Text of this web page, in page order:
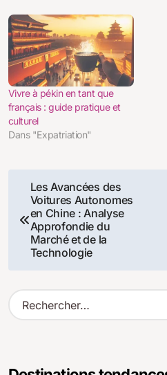
Vivre à pékin en tant que
français : guide pratique et
culturel
Dans "Expatriation"
Navigation
de
l’article
Les Avancées des
Voitures Autonomes
en Chine : Analyse
Approfondie du
Marché et de la
Technologie
R
e